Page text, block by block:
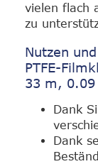
vielen flach
zu
Nutzen
PTFE-
33 m,
Dank
Dank